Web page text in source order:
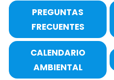
PREGUNTAS
FRECUENTES
CALENDARIO
AMBIENTAL